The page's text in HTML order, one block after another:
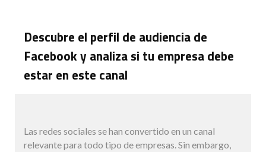
Descubre el perfil de audiencia de
Facebook y analiza si tu empresa debe
estar en este canal
Las redes sociales se han convertido en un canal
relevante para todo tipo de empresas. Sin embargo,